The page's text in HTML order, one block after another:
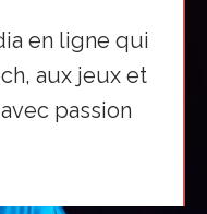
en ligne qui
aux jeux et
passion